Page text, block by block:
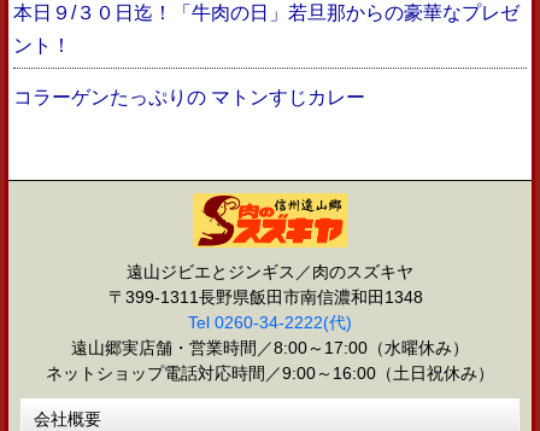
本日９/３０日迄！「牛肉の日」若旦那からの豪華なプレゼ
ント！
コラーゲンたっぷりの マトンすじカレー
遠山ジビエとジンギス／肉のスズキヤ
〒399-1311長野県飯田市南信濃和田1348
Tel 0260-34-2222(代)
遠山郷実店舗・営業時間／8:00～17:00（水曜休み）
ネットショップ電話対応時間／9:00～16:00（土日祝休み）
会社概要